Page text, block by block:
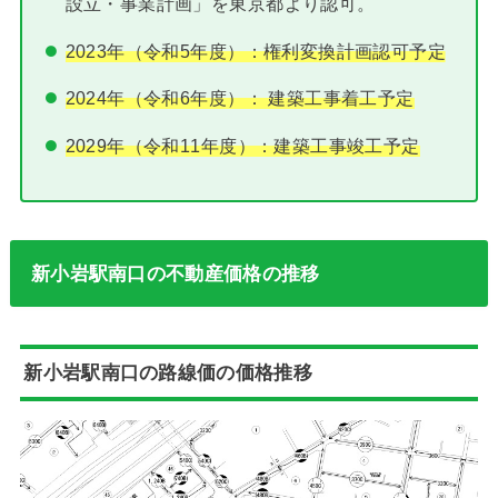
2023年（令和5年度）：権利変換計画認可予定
2024年（令和6年度）： 建築工事着工予定
2029年（令和11年度）：建築工事竣工予定
新小岩駅南口の不動産価格の推移
新小岩駅南口の路線価の価格推移